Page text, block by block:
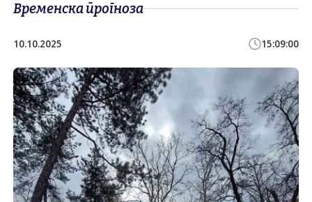
Временска прогноза
10.10.2025 15:09:00